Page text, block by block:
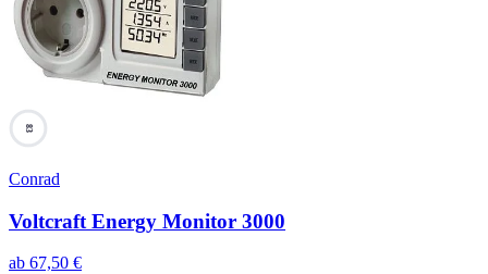
83
Conrad
Voltcraft Energy Monitor 3000
ab 67,50 €